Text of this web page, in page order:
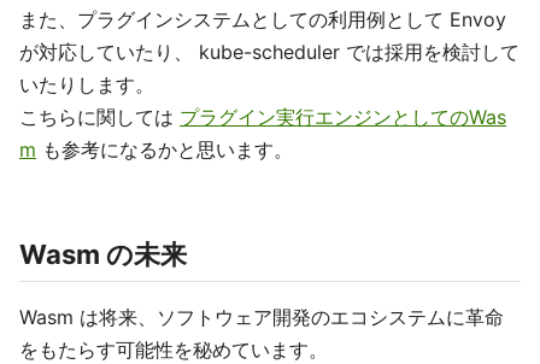
また、プラグインシステムとしての利用例として Envoy
が対応していたり、 kube-scheduler では採用を検討して
いたりします。
こちらに関しては プラグイン実行エンジンとしてのWas
m も参考になるかと思います。
Wasm の未来
Wasm は将来、ソフトウェア開発のエコシステムに革命
をもたらす可能性を秘めています。